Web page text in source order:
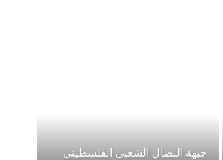
جبهة النضال الشعبي الفلسطيني